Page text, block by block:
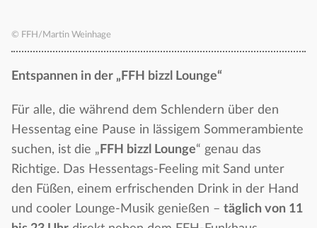
© FFH/Martin Weinhage
Entspannen in der „FFH bizzl Lounge“
Für alle, die während dem Schlendern über den
Hessentag eine Pause in lässigem Sommerambiente
suchen, ist die „ FFH bizzl Lounge“ genau das
Richtige. Das Hessentags-Feeling mit Sand unter
den Füßen, einem erfrischenden Drink in der Hand
und cooler Lounge-Musik genießen – täglich von 11